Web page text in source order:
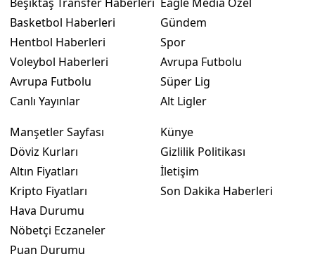
Basketbol Haberleri
Hentbol Haberleri
Voleybol Haberleri
Avrupa Futbolu
Canlı Yayınlar
Gündem
Spor
Avrupa Futbolu
Süper Lig
Alt Ligler
Manşetler Sayfası
Döviz Kurları
Altın Fiyatları
Kripto Fiyatları
Hava Durumu
Nöbetçi Eczaneler
Puan Durumu
Künye
Gizlilik Politikası
İletişim
Son Dakika Haberleri